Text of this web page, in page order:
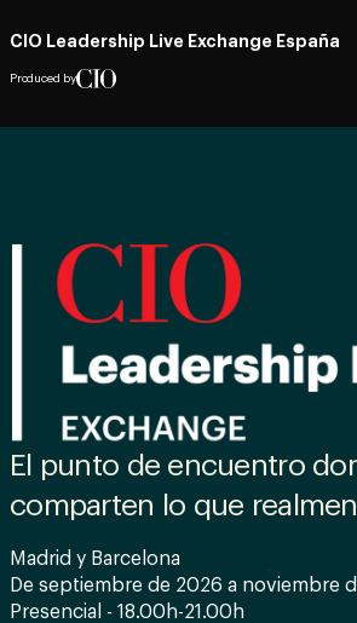
CIO Leadership Live Exchange España
Produced by
El punto de encuentro
comparten lo que
Madrid y Barcelona
De septiembre de 2026 a noviembre
Presencial - 18.00h-21.00h